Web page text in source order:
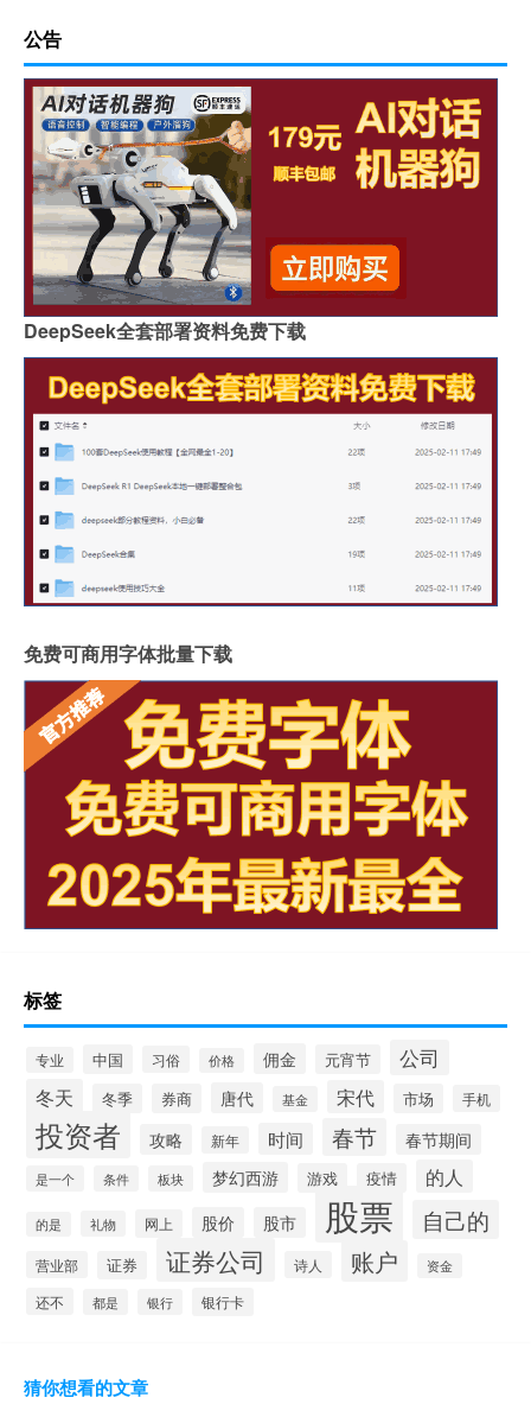
公告
DeepSeek全套部署资料免费下载
免费可商用字体批量下载
标签
专业 中国 习俗 价格 佣金 元宵节
公司
冬天
冬季 券商 唐代 基金 宋代 市场 手机
投资者 攻略 新年 时间 春节 春节期间
是一个 条件 板块 梦幻西游 游戏 疫情 的人
的是 礼物 网上 股价 股市 股票 自己的
营业部 证券 证券公司 诗人 账户 资金
还不 都是 银行 银行卡
猜你想看的文章